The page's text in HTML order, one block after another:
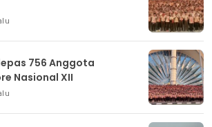
756 Anggota
Nasional XII